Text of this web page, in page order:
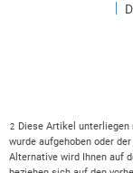
2
Diese Artikel
wurde aufgehoben oder
Alternative wird Ihnen auf